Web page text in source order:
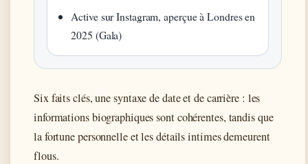
Active sur Instagram, aperçue à Londres en
2025 (Gala)
Six faits clés, une syntaxe de date et de carrière : les
informations biographiques sont cohérentes, tandis que
la fortune personnelle et les détails intimes demeurent
flous.